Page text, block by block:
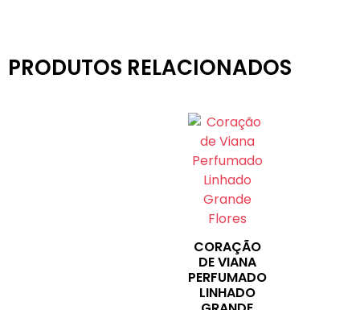
PRODUTOS RELACIONADOS
CORAÇÃO
DE VIANA
PERFUMADO
LINHADO